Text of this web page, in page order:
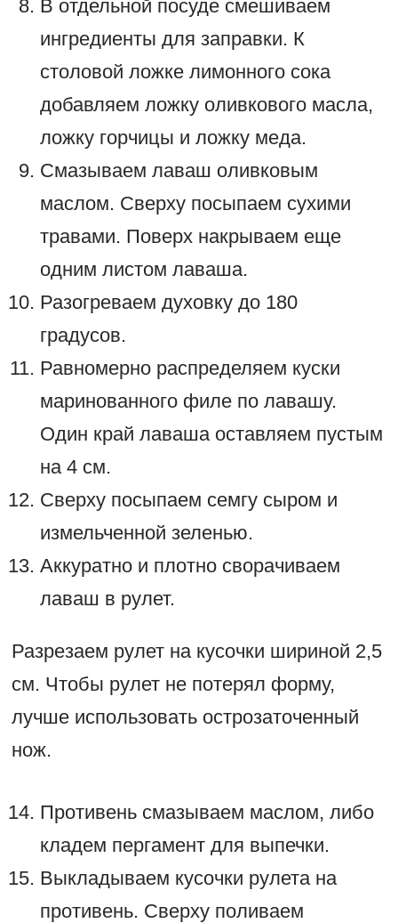
В отдельной посуде смешиваем
ингредиенты для заправки. К
столовой ложке лимонного сока
добавляем ложку оливкового масла,
ложку горчицы и ложку меда.
Смазываем лаваш оливковым
маслом. Сверху посыпаем сухими
травами. Поверх накрываем еще
одним листом лаваша.
Разогреваем духовку до 180
градусов.
Равномерно распределяем куски
маринованного филе по лавашу.
Один край лаваша оставляем пустым
на 4 см.
Сверху посыпаем семгу сыром и
измельченной зеленью.
Аккуратно и плотно сворачиваем
лаваш в рулет.
Разрезаем рулет на кусочки шириной 2,5
см. Чтобы рулет не потерял форму,
лучше использовать острозаточенный
нож.
Противень смазываем маслом, либо
кладем пергамент для выпечки.
Выкладываем кусочки рулета на
противень. Сверху поливаем